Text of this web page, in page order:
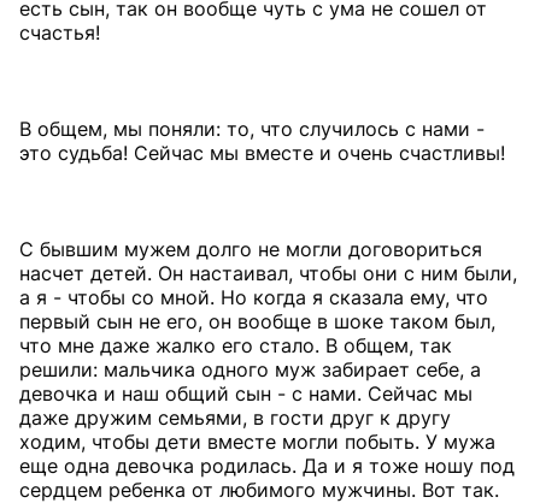
есть сын, так он вообще чуть с ума не сошел от
счастья!
В общем, мы поняли: то, что случилось с нами -
это судьба! Сейчас мы вместе и очень счастливы!
С бывшим мужем долго не могли договориться
насчет детей. Он настаивал, чтобы они с ним были,
а я - чтобы со мной. Но когда я сказала ему, что
первый сын не его, он вообще в шоке таком был,
что мне даже жалко его стало. В общем, так
решили: мальчика одного муж забирает себе, а
девочка и наш общий сын - с нами. Сейчас мы
даже дружим семьями, в гости друг к другу
ходим, чтобы дети вместе могли побыть. У мужа
еще одна девочка родилась. Да и я тоже ношу под
сердцем ребенка от любимого мужчины. Вот так.